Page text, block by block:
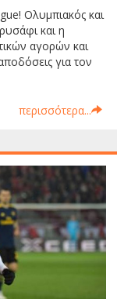
Ολυμπιακός και
και η
αγορών και
για τον
περισσότερα...